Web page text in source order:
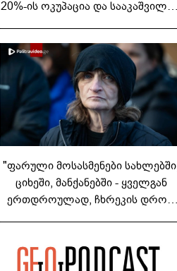
20%-ის ოკუპაცია და სააკაშვილის,
გადაფარავს ამ დანაშაულს" -
ირაკლი კობახიძე
"ფარული მოსასმენები სახლებში,
ციხეში, მანქანებში - ყველგან
ერთდროულად, ჩხრეკის დროს,
კუპატაძე